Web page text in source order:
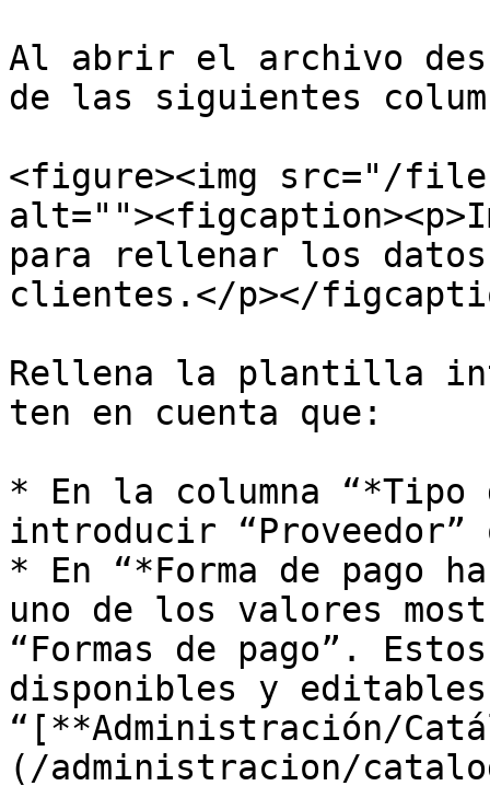
Al abrir el archivo
de las siguientes
<figure><img src="/files/
para rellenar los
clientes.</p></
Rellena la plantilla
ten en cuenta que:
* En la columna “*Tipo
introducir
* En “*Forma de pago
uno de los valores
“Formas de pago”.
disponibles y
“[**Administración/